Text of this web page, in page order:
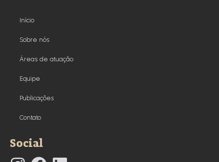
Início
Sobre nós
Áreas de atuação
Equipe
Publicações
Contato
Social